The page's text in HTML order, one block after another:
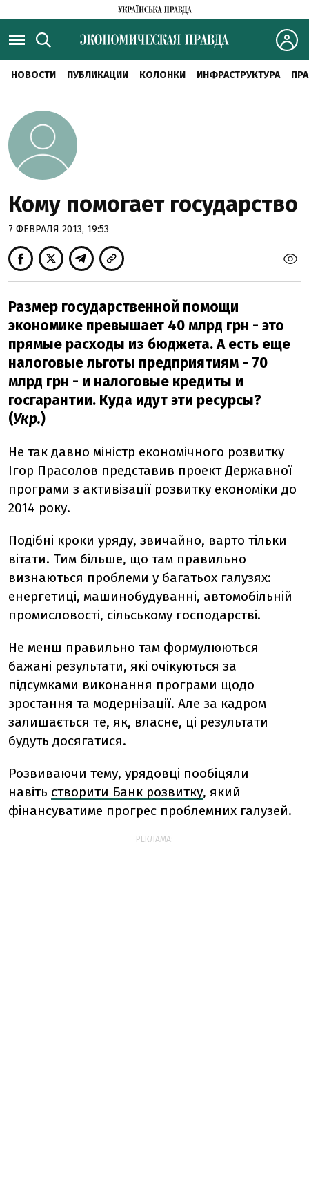
НОВОСТИ ПУБЛИКАЦИИ КОЛОНКИ ИНФРАСТРУКТУРА
Кому помогает государство
7 ФЕВРАЛЯ 2013, 19:53
Размер государственной помощи
экономике превышает 40 млрд грн - это
прямые расходы из бюджета. А есть еще
налоговые льготы предприятиям - 70
млрд грн - и налоговые кредиты и
госгарантии. Куда идут эти ресурсы?
(Укр.)
Не так давно міністр економічного розвитку
Ігор Прасолов представив проект Державної
програми з активізації розвитку економіки до
2014 року.
Подібні кроки уряду, звичайно, варто тільки
вітати. Тим більше, що там правильно
визнаються проблеми у багатьох галузях:
енергетиці, машинобудуванні, автомобільній
промисловості, сільському господарстві.
Не менш правильно там формулюються
бажані результати, які очікуються за
підсумками виконання програми щодо
зростання та модернізації. Але за кадром
залишається те, як, власне, ці результати
будуть досягатися.
Розвиваючи тему, урядовці пообіцяли
навіть створити Банк розвитку, який
фінансуватиме прогрес проблемних галузей.
РЕКЛАМА: